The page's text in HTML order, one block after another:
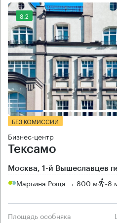
8.2
БЕЗ КОМИССИИ
Бизнес-центр
Тексамо
Москва, 1-й Вышеславцев
Марьина Роща → 800 м ~8
Площадь особняка